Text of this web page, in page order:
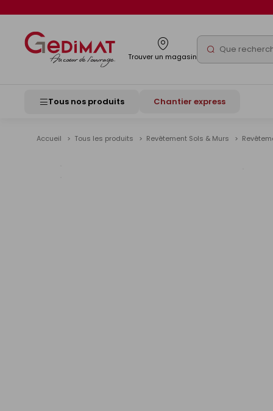
Trouver un magasin Rechercher
Tous nos produits Chantier express
Accueil Tous les produits Revêtement Sols & Murs